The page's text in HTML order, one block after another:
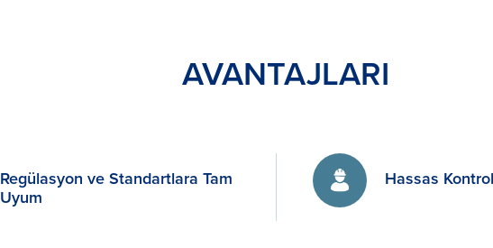
AVANTAJLARI
Regülasyon ve Standartlara Tam
Uyum
Hassas Kontrol